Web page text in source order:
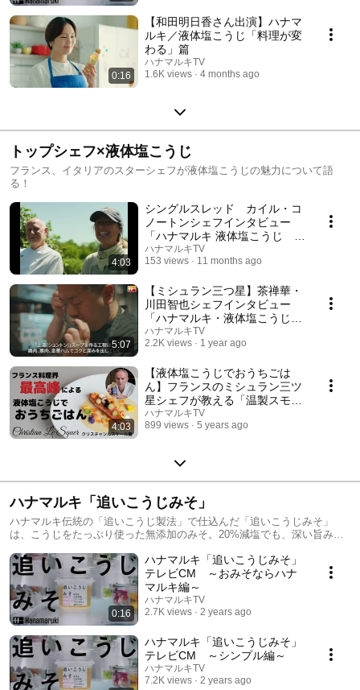
0:16
【和田明日香さん出演】ハナマ
ルキ／液体塩こうじ「料理が変
わる」篇
ハナマルキTV
1.6K views
4 months ago
トップシェフ×液体塩こうじ
フランス、イタリアのスターシェフが液体塩こうじの魅力について語
る！
4:03
シングルスレッド カイル・コ
ノートンシェフインタビュー
「ハナマルキ 液体塩こうじ 熟
成こうじパウダー」
ハナマルキTV
153 views
11 months ago
5:07
【ミシュラン三つ星】茶禅華・
川田智也シェフインタビュー
「ハナマルキ・液体塩こうじ
熟成こうじパウダー」
ハナマルキTV
2.2K views
1 year ago
4:03
【液体塩こうじでおうちごは
ん】フランスのミシュラン三ツ
星シェフが教える「温製スモー
クサーモン～液体塩こうじクリ
ームバター～」
ハナマルキTV
899 views
5 years ago
ハナマルキ「追いこうじみそ」
ハナマルキ伝統の「追いこうじ製法」で仕込んだ「追いこうじみそ」
は、こうじをたっぷり使った無添加のみそ。20%減塩でも、深い旨みと
0:16
ハナマルキ「追いこうじみそ」
テレビCM ～おみそならハナ
マルキ編～
ハナマルキTV
2.7K views
2 years ago
ハナマルキ「追いこうじみそ」
テレビCM ～シンプル編～
ハナマルキTV
7.2K views
2 years ago